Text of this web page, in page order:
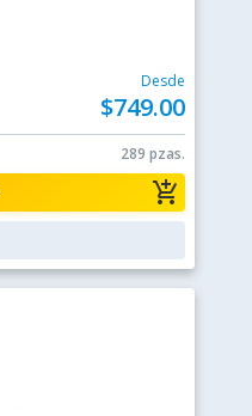
Desde
$749.00
289 pzas.
add_shopping_cart